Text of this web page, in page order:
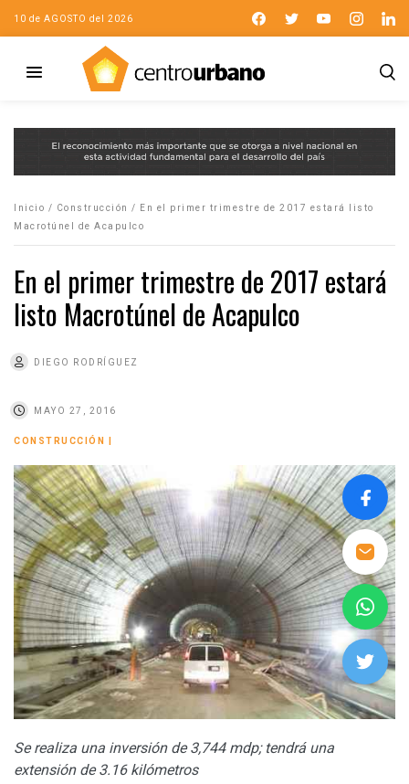
10 de AGOSTO del 2026
Inicio / Construcción /
En el primer trimestre de 2017 estará listo
Macrotúnel de Acapulco
En el primer trimestre de 2017 estará
listo Macrotúnel de Acapulco
DIEGO RODRÍGUEZ
MAYO 27, 2016
CONSTRUCCIÓN
Se realiza una inversión de 3,744 mdp; tendrá una
extensión de 3.16 kilómetros